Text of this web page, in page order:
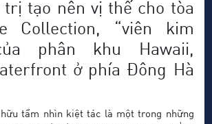
trị tạo nên vị thế cho tòa
Collection, “viên kim
phân khu Hawaii,
ở phía Đông Hà
tầm nhìn kiệt tác là một trong những